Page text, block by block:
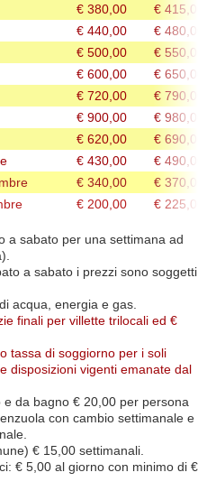
€ 380,00
€ 415,00
€ 440,00
€ 480,00
€ 500,00
€ 550,00
€ 600,00
€ 650,00
€ 720,00
€ 790,00
€ 900,00
€ 980,00
€ 620,00
€ 690,00
€ 430,00
€ 490,00
€ 340,00
€ 370,00
€ 200,00 € 225,00
a sabato per una settimana ad
a sabato i prezzi sono soggetti
acqua, energia e gas.
finali per villette trilocali ed €
tassa di soggiorno per i soli
disposizioni vigenti emanate dal
da bagno € 20,00 per persona
con cambio settimanale e
€ 15,00 settimanali.
€ 5,00 al giorno con minimo di €